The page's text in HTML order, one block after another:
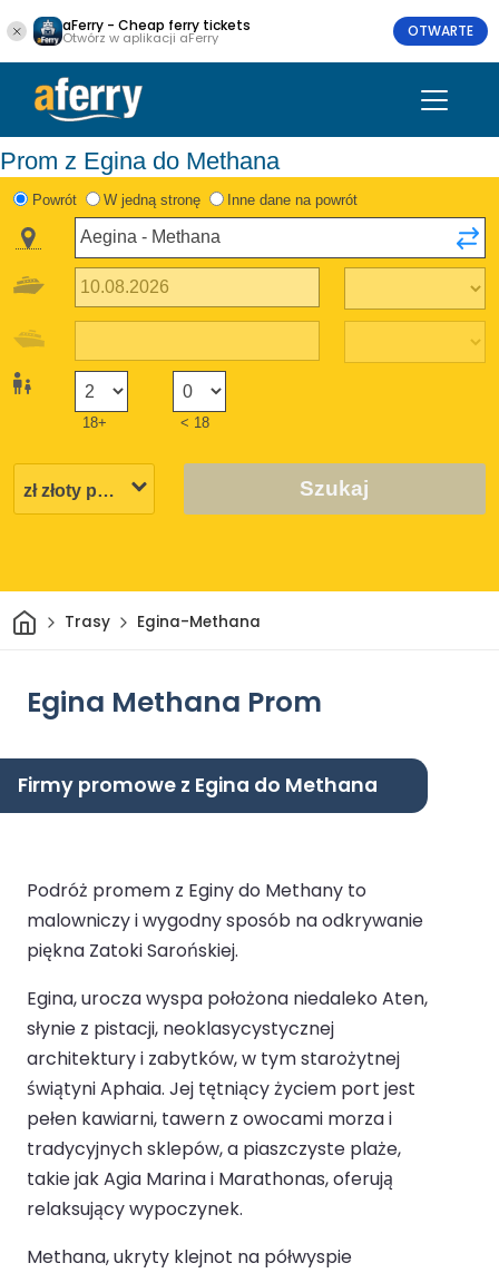
aFerry - Cheap ferry tickets
Otwórz w aplikacji aFerry OTWARTE
Prom z Egina do Methana
Powrót W jedną stronę Inne dane na powrót
18+ < 18
Szukaj
DomTrasy Egina-Methana
Egina Methana Prom
Firmy promowe z Egina do Methana
Podróż promem z Eginy do Methany to
malowniczy i wygodny sposób na odkrywanie
piękna Zatoki Sarońskiej.
Egina, urocza wyspa położona niedaleko Aten,
słynie z pistacji, neoklasycystycznej
architektury i zabytków, w tym starożytnej
świątyni Aphaia. Jej tętniący życiem port jest
pełen kawiarni, tawern z owocami morza i
tradycyjnych sklepów, a piaszczyste plaże,
takie jak Agia Marina i Marathonas, oferują
relaksujący wypoczynek.
Methana, ukryty klejnot na półwyspie